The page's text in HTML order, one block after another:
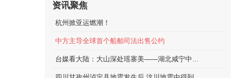
资讯聚焦
杭州掀亚运燃潮！
中方主导全球首个船舶司法出售公约